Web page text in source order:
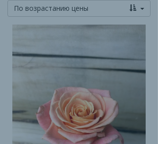
По возрастанию цены